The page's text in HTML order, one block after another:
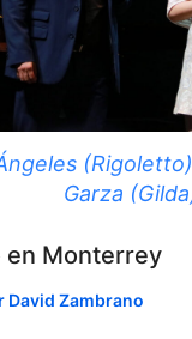
Garza
en Monterrey
David Zambrano